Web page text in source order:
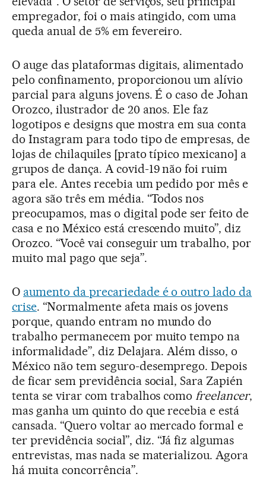
empregador, foi o mais atingido, com uma
queda anual de 5% em fevereiro.
O auge das plataformas digitais, alimentado
pelo confinamento, proporcionou um alívio
parcial para alguns jovens. É o caso de Johan
Orozco, ilustrador de 20 anos. Ele faz
logotipos e designs que mostra em sua conta
do Instagram para todo tipo de empresas, de
lojas de chilaquiles [prato típico mexicano] a
grupos de dança. A covid-19 não foi ruim
para ele. Antes recebia um pedido por mês e
agora são três em média. “Todos nos
preocupamos, mas o digital pode ser feito de
casa e no México está crescendo muito”, diz
Orozco. “Você vai conseguir um trabalho, por
muito mal pago que seja”.
O aumento da precariedade é o outro lado da
crise. “Normalmente afeta mais os jovens
porque, quando entram no mundo do
trabalho permanecem por muito tempo na
informalidade”, diz Delajara. Além disso, o
México não tem seguro-desemprego. Depois
de ficar sem previdência social, Sara Zapién
tenta se virar com trabalhos como freelancer,
mas ganha um quinto do que recebia e está
cansada. “Quero voltar ao mercado formal e
ter previdência social”, diz. “Já fiz algumas
entrevistas, mas nada se materializou. Agora
há muita concorrência”.